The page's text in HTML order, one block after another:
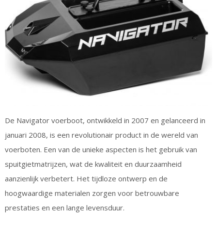
De Navigator voerboot, ontwikkeld in 2007 en gelanceerd in
januari 2008, is een revolutionair product in de wereld van
voerboten. Een van de unieke aspecten is het gebruik van
spuitgietmatrijzen, wat de kwaliteit en duurzaamheid
aanzienlijk verbetert. Het tijdloze ontwerp en de
hoogwaardige materialen zorgen voor betrouwbare
prestaties en een lange levensduur.